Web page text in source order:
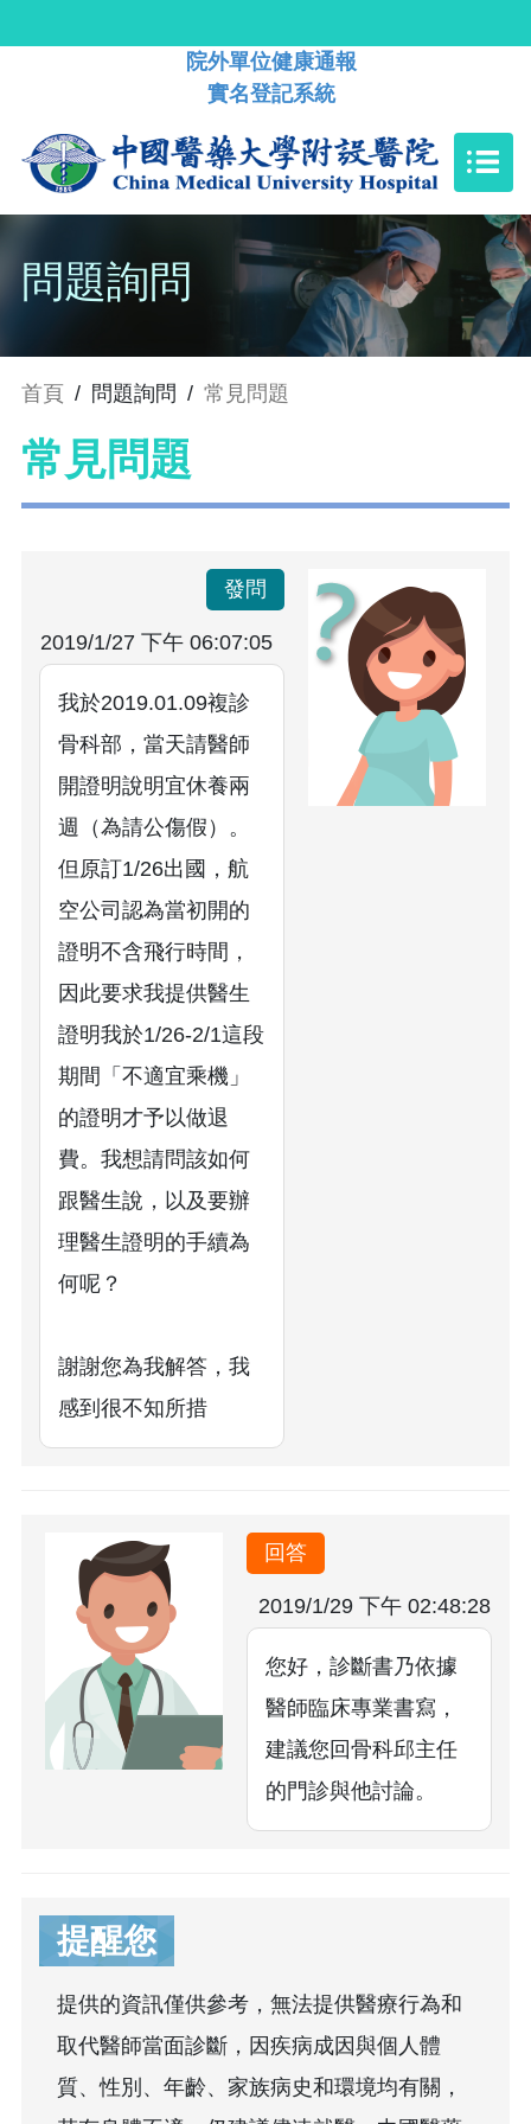
院外單位健康通報
實名登記系統
問題詢問
首頁 / 問題詢問 / 常見問題
常見問題
發問
2019/1/27 下午 06:07:05
我於2019.01.09複診
骨科部，當天請醫師
開證明說明宜休養兩
週（為請公傷假）。
但原訂1/26出國，航
空公司認為當初開的
證明不含飛行時間，
因此要求我提供醫生
證明我於1/26-2/1這段
期間「不適宜乘機」
的證明才予以做退
費。我想請問該如何
跟醫生說，以及要辦
理醫生證明的手續為
何呢？
謝謝您為我解答，我
感到很不知所措
回答
2019/1/29 下午 02:48:28
您好，診斷書乃依據
醫師臨床專業書寫，
建議您回骨科邱主任
的門診與他討論。
提醒您
提供的資訊僅供參考，無法提供醫療行為和
取代醫師當面診斷，因疾病成因與個人體
質、性別、年齡、家族病史和環境均有關，